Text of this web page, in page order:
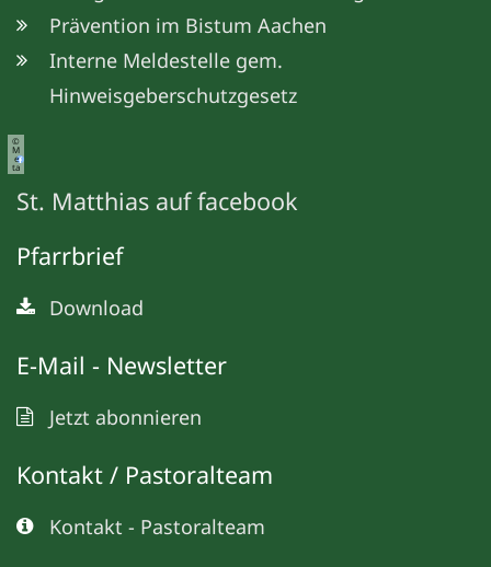
Prävention im Bistum Aachen
Interne Meldestelle gem.
Hinweisgeberschutzgesetz
©
M
e
ta
St. Matthias auf facebook
Pfarrbrief
Download
E-Mail - Newsletter
Jetzt abonnieren
Kontakt / Pastoralteam
Kontakt - Pastoralteam